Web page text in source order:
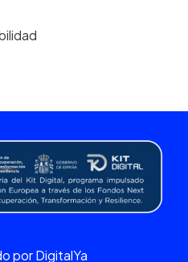
por DigitalYa